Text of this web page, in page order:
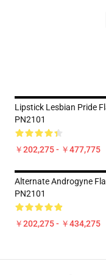
Lipstick Lesbian Pride
PN2101
￥202,275 - ￥477,775
Alternate Androgyne
PN2101
￥202,275 - ￥434,275